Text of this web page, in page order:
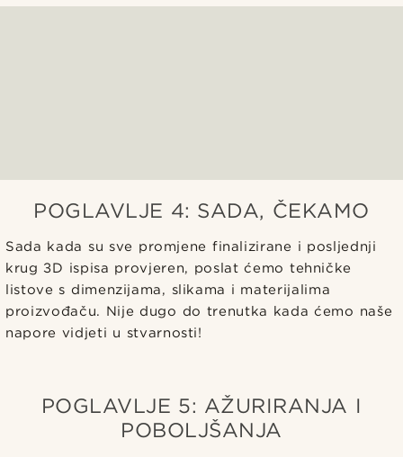
POGLAVLJE 4: SADA, ČEKAMO
Sada kada su sve promjene finalizirane i posljednji
krug 3D ispisa provjeren, poslat ćemo tehničke
listove s dimenzijama, slikama i materijalima
proizvođaču. Nije dugo do trenutka kada ćemo naše
napore vidjeti u stvarnosti!
POGLAVLJE 5: AŽURIRANJA I
POBOLJŠANJA